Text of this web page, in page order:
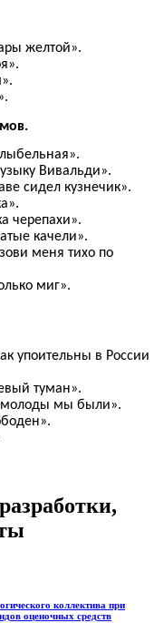
желтой».
Вивальди».
сидел кузнечик».
черепахи».
качели».
меня тихо по
миг».
упоительны в России
туман».
молоды мы были».
коллектива при
оценочных средств